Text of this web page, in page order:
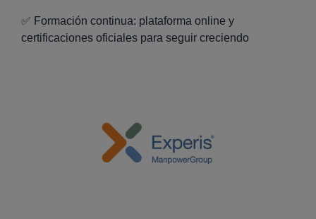
✅ Formación continua: plataforma online y
certificaciones oficiales para seguir creciendo